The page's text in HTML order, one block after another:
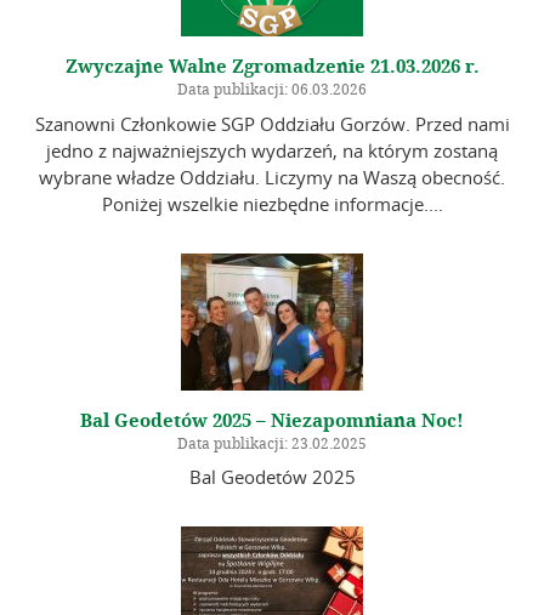
Organizacje międzynarodowe
Standardy techniczne
Kontakt
Zwyczajne Walne Zgromadzenie 21.03.2026 r.
Data publikacji: 06.03.2026
Szanowni Członkowie SGP Oddziału Gorzów. Przed nami
jedno z najważniejszych wydarzeń, na którym zostaną
wybrane władze Oddziału. Liczymy na Waszą obecność.
Poniżej wszelkie niezbędne informacje....
Bal Geodetów 2025 – Niezapomniana Noc!
Data publikacji: 23.02.2025
Bal Geodetów 2025